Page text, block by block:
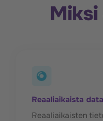
Reaaliaikaista
Reaaliaikaisten